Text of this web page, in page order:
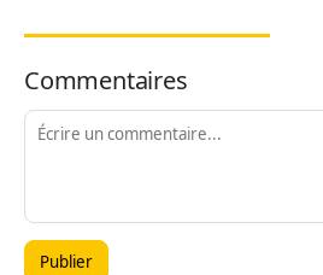
Commentaires
Publier